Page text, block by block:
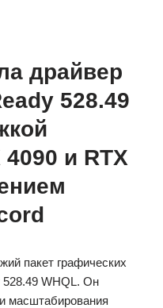
драйвер
528.49
и RTX
пакет графических
528.49 WHQL. Он
масштабирования